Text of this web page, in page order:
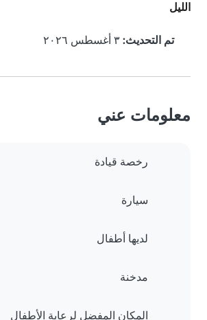
الليل
تم التحديث:
معلومات عني
رخصة قيادة
سيارة
لديها أطفال
مدخنة
المكان المفضل لرعاية الأطفال